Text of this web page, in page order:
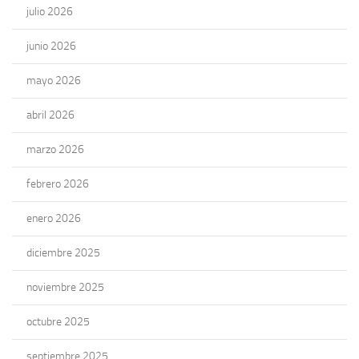
julio 2026
junio 2026
mayo 2026
abril 2026
marzo 2026
febrero 2026
enero 2026
diciembre 2025
noviembre 2025
octubre 2025
septiembre 2025